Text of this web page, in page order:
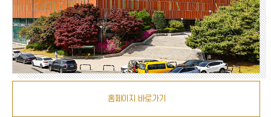
홈페이지 바로가기